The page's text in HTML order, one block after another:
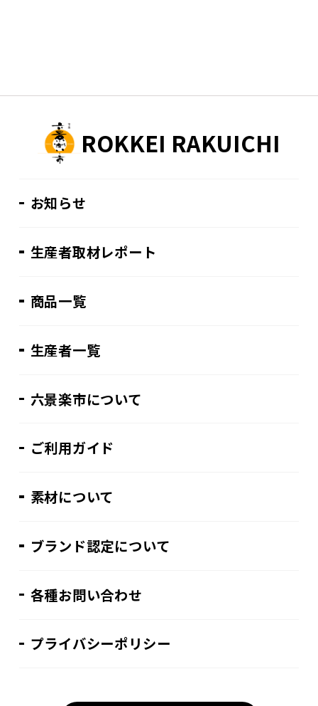
ROKKEI RAKUICHI
お知らせ
生産者取材レポート
商品一覧
生産者一覧
六景楽市について
ご利用ガイド
素材について
ブランド認定について
各種お問い合わせ
プライバシーポリシー